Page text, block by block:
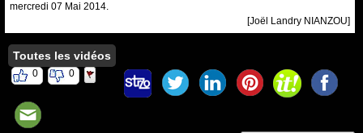
mercredi 07 Mai 2014.
[Joël Landry NIANZOU]
Toutes les vidéos
0 0